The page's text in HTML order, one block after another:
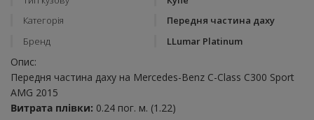
Категорія
Передня частина даху
Бренд
LLumar Platinum
Опис:
Передня частина даху на Mercedes-Benz C-Class C300 Sport
AMG 2015
Витрата плівки: 0.24 пог. м. (1.22)